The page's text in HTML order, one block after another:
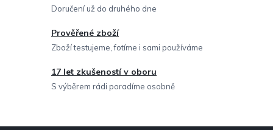
r
y
v
ý
Doručení už do druhého dne
Prověřené zboží
Zboží testujeme, fotíme i sami používáme
17 let zkušeností v oboru
S výběrem rádi poradíme osobně